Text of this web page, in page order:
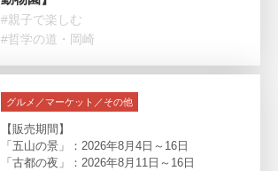
#親子で楽しむ
#哲学の道・岡崎
グルメ／マーケット／その他
【販売期間】
「五山の景」：2026年8月4日～16日
「古都の夜」：2026年8月11日～16日